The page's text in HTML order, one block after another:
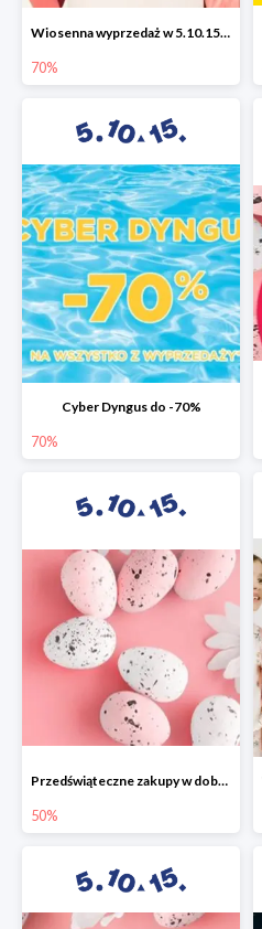
Wiosenna wyprzedaż w 5.10.15 do -70%
70%
Cyber Dyngus do -70%
70%
Przedświąteczne zakupy w dobrym stylu -50%
50%